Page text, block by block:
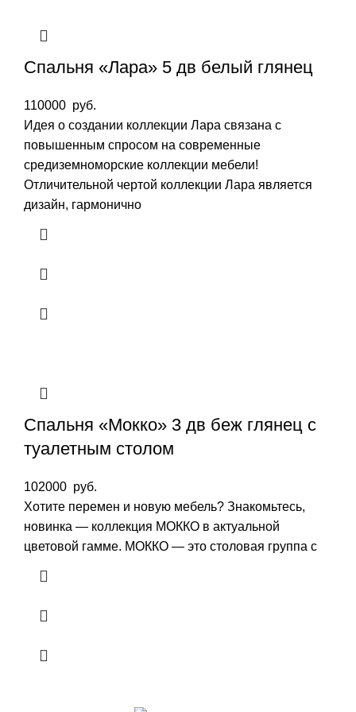
Спальня «Лара» 5 дв белый глянец
110000 руб.
Идея о создании коллекции Лара связана с
повышенным спросом на современные
средиземноморские коллекции мебели!
Отличительной чертой коллекции Лара является
дизайн, гармонично
Спальня «Мокко» 3 дв беж глянец с
туалетным столом
102000 руб.
Хотите перемен и новую мебель? Знакомьтесь,
новинка — коллекция МОККО в актуальной
цветовой гамме. МОККО — это столовая группа с